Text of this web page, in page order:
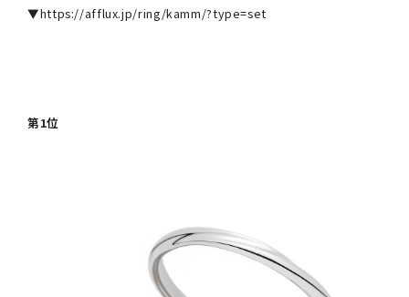
▼https://afflux.jp/ring/kamm/?type=set
第1位